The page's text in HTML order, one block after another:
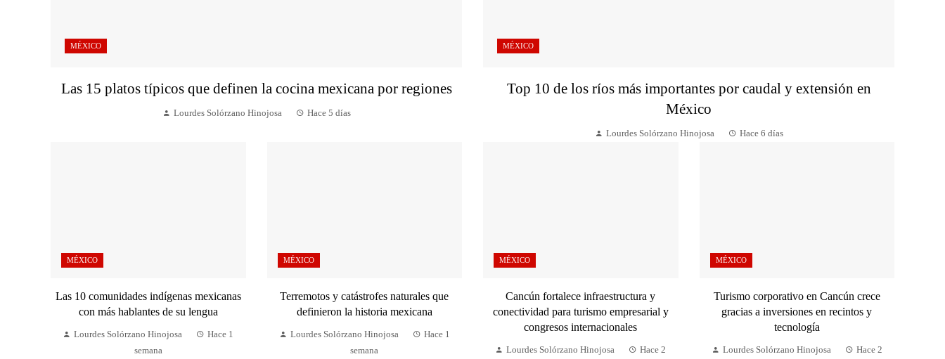
MÉXICO
Las 15 platos típicos que definen la cocina mexicana por regiones
Lourdes Solórzano Hinojosa Hace 5 días
MÉXICO
Top 10 de los ríos más importantes por caudal y extensión en
México
Lourdes Solórzano Hinojosa Hace 6 días
MÉXICO
Las 10 comunidades indígenas mexicanas
con más hablantes de su lengua
Lourdes Solórzano Hinojosa
Hace 1
semana
MÉXICO
Terremotos y catástrofes naturales que
definieron la historia mexicana
Lourdes Solórzano Hinojosa
Hace 1
semana
MÉXICO
Cancún fortalece infraestructura y
conectividad para turismo empresarial y
congresos internacionales
Lourdes Solórzano Hinojosa
Hace 2
MÉXICO
Turismo corporativo en Cancún crece
gracias a inversiones en recintos y
tecnología
Lourdes Solórzano Hinojosa
Hace 2